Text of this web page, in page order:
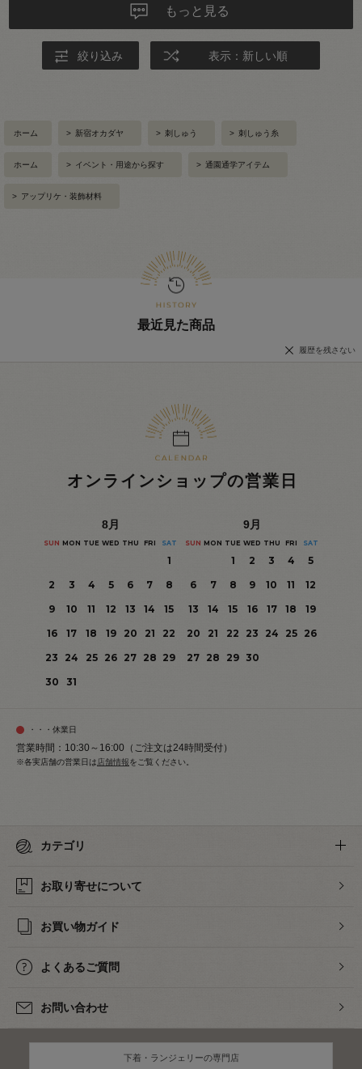
もっと見る
絞り込み 表示：新しい順
ホーム > 新宿オカダヤ > 刺しゅう > 刺しゅう糸
ホーム > イベント・用途から探す > 通園通学アイテム
> アップリケ・装飾材料
最近見た商品
履歴を残さない
オンラインショップの営業日
8月
SUN MON TUE WED THU FRI SAT
1
2
3 4 5 6 7
8
9
10 11 12 13 14
15
16
17 18 19 20 21
22
23
24 25 26 27 28 29
30
31
9月
SUN MON TUE WED THU FRI SAT
1 2 3 4
5
6
7 8 9 10 11
12
13
14 15 16 17 18
19
20
21 22 23 24 25
26
27 28 29 30
・・・休業日
営業時間：10:30～16:00（ご注文は24時間受付）
※各実店舗の営業日は 店舗情報をご覧ください。
カテゴリ
お取り寄せについて
お買い物ガイド
よくあるご質問
お問い合わせ
下着・ランジェリーの専門店